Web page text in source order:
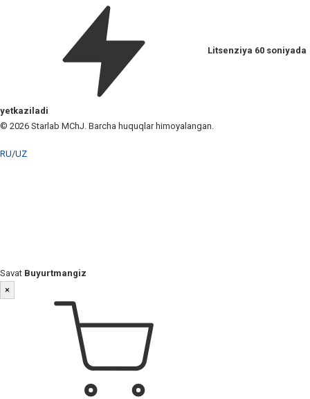
Litsenziya 60 soniyada
yetkaziladi
© 2026 Starlab MChJ. Barcha huquqlar himoyalangan.
RU/UZ
Savat Buyurtmangiz
×